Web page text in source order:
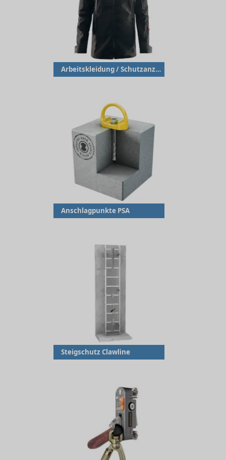
Arbeitskleidung / Schutzanzüge
Anschlagpunkte PSA
Steigschutz Clawline